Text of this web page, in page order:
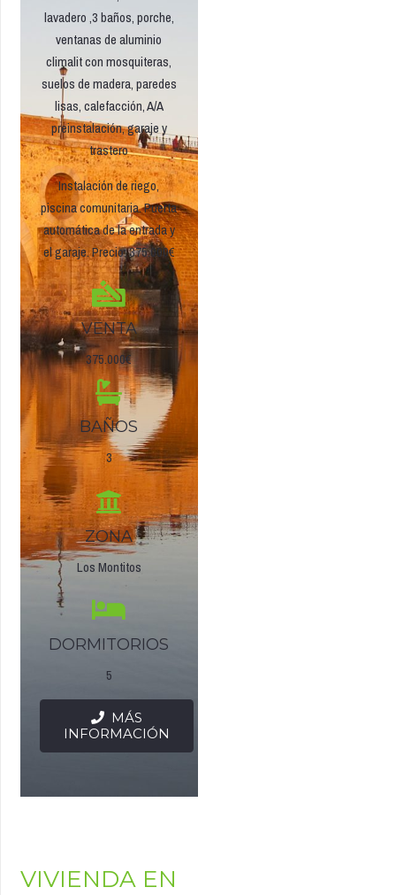
lavadero ,3 baños, porche,
ventanas de aluminio
climalit con mosquiteras,
suelos de madera, paredes
lisas, calefacción, A/A
preinstalación, garaje y
trastero
Instalación de riego,
piscina comunitaria. Puerta
automática de la entrada y
el garaje. Precio: 375.000€
VENTA
375.000€
BAÑOS
3
ZONA
Los Montitos
DORMITORIOS
5
MÁS
INFORMACIÓN
VIVIENDA EN